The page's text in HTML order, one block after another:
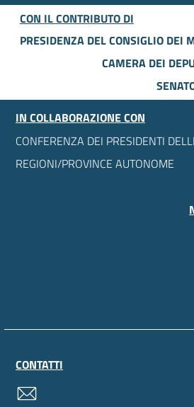
CON IL CONTRIBUTO DI
PRESIDENZA DEL CONSIGLIO DEI
CAMERA DEI
IN COLLABORAZIONE CON
CONFERENZA DEI PRESIDENTI
REGIONI/PROVINCE AUTONOME
CONTATTI